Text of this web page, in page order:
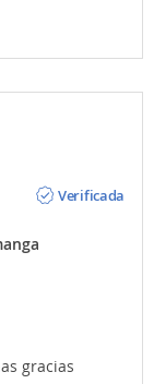
Verificada
gracias